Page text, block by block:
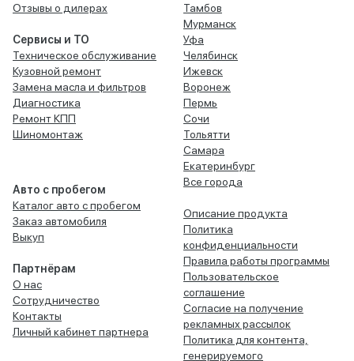
Отзывы о дилерах
Сервисы и ТО
Техническое обслуживание
Кузовной ремонт
Замена масла и фильтров
Диагностика
Ремонт КПП
Шиномонтаж
Авто с пробегом
Каталог авто с пробегом
Заказ автомобиля
Выкуп
Партнёрам
О нас
Сотрудничество
Контакты
Личный кабинет партнера
Тамбов
Мурманск
Уфа
Челябинск
Ижевск
Воронеж
Пермь
Сочи
Тольятти
Самара
Екатеринбург
Все города
Описание продукта
Политика
конфиденциальности
Правила работы программы
Пользовательское
соглашение
Согласие на получение
рекламных рассылок
Политика для контента,
генерируемого